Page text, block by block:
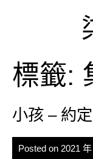
標籤:
小孩 – 約
Posted on 2021